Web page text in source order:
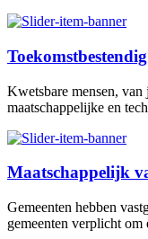
Kwetsbare mensen, van
maatschappelijke en
Maatschappelijk
Gemeenten hebben
gemeenten verplicht